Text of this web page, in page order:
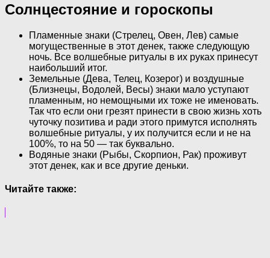
Солнцестояние и гороскопы
Пламенные знаки (Стрелец, Овен, Лев) самые
могущественные в этот денек, также следующую
ночь. Все волшебные ритуалы в их руках принесут
наибольший итог.
Земельные (Дева, Телец, Козерог) и воздушные
(Близнецы, Водолей, Весы) знаки мало уступают
пламенным, но немощными их тоже не именовать.
Так что если они грезят принести в свою жизнь хоть
чуточку позитива и ради этого примутся исполнять
волшебные ритуалы, у их получится если и не на
100%, то на 50 — так буквально.
Водяные знаки (Рыбы, Скорпион, Рак) проживут
этот денек, как и все другие деньки.
Читайте также: